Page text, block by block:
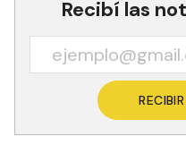
Recibí las